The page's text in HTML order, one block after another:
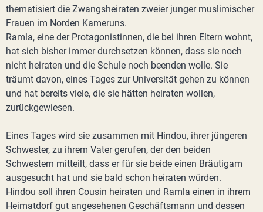
thematisiert die Zwangsheiraten zweier junger muslimischer
Frauen im Norden Kameruns.
Ramla, eine der Protagonistinnen, die bei ihren Eltern wohnt,
hat sich bisher immer durchsetzen können, dass sie noch
nicht heiraten und die Schule noch beenden wolle. Sie
träumt davon, eines Tages zur Universität gehen zu können
und hat bereits viele, die sie hätten heiraten wollen,
zurückgewiesen.
Eines Tages wird sie zusammen mit Hindou, ihrer jüngeren
Schwester, zu ihrem Vater gerufen, der den beiden
Schwestern mitteilt, dass er für sie beide einen Bräutigam
ausgesucht hat und sie bald schon heiraten würden.
Hindou soll ihren Cousin heiraten und Ramla einen in ihrem
Heimatdorf gut angesehenen Geschäftsmann und dessen